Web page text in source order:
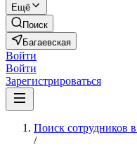
Ещё
Поиск
Багаевская
Войти
Войти
Зарегистрироваться
Поиск сотрудников в
/